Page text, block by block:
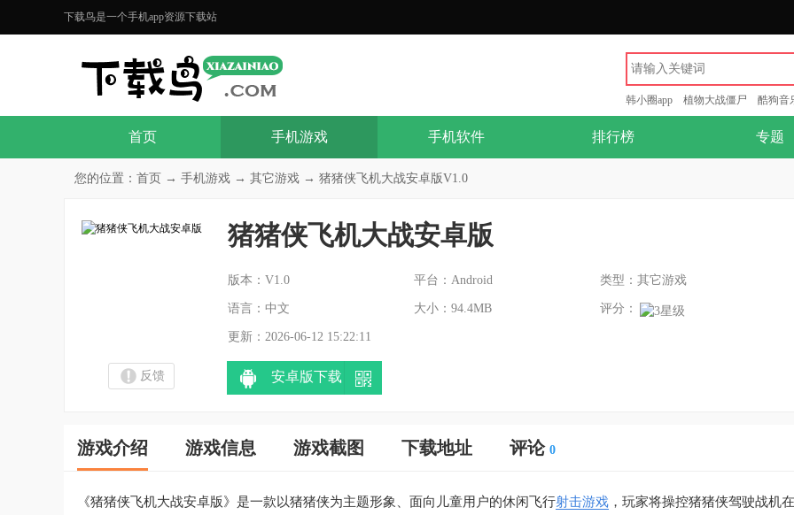
下载鸟是一个手机app资源下载站
韩小圈app 植物大战僵尸 酷狗音
首页 手机游戏 手机软件 排行榜 专题
您的位置： 首页 → 手机游戏 → 其它游戏 → 猪猪侠飞机大战安卓版V1.0
猪猪侠飞机大战安卓版
版本：V1.0 平台：Android 类型：其它游戏
语言：中文 大小：94.4MB 评分：
更新：2026-06-12 15:22:11
反馈 安卓版下载
游戏介绍 游戏信息 游戏截图 下载地址 评论 0
《猪猪侠飞机大战安卓版》是一款以猪猪侠为主题形象、面向儿童用户的休闲飞行射击游戏 ，玩家将操控猪猪侠驾驶战机